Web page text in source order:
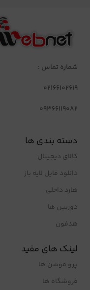
شماره تماس :
02166102619
09366119082
دسته بندی ها
کالای دیجیتال
دانلود فایل لایه باز
هارد داخلی
دوربین ها
هدفون
لینک های مفید
پرو موشن ها
فروشگاه ها